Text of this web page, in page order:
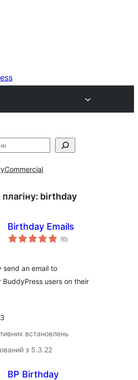
Commercial
birthday
Birthday Emails
(6загальний
рейтинг
)
send an email to
BuddyPress users on their
встановлень
з 5.3.22
BP Birthday